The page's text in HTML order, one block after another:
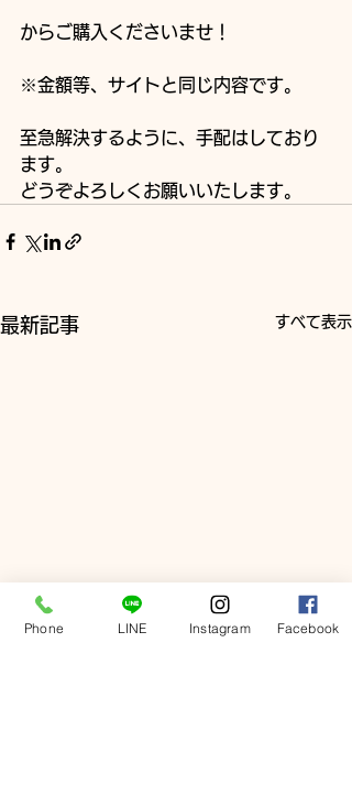
からご購入くださいませ！
※金額等、サイトと同じ内容です。
至急解決するように、手配はしており
ます。
どうぞよろしくお願いいたします。
最新記事 すべて表示
Phone LINE Instagram Facebook